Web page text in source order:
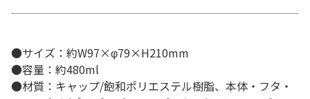
●サイズ：約W97×φ79×H210mm
●容量：約480ml
●材質：キャップ/飽和ポリエステル樹脂、本体・フタ・